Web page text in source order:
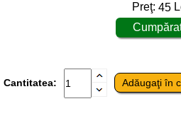
Preţ: 45
Cantitatea: